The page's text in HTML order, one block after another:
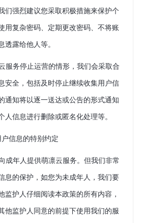
们强烈建议您采取积极措施来保护个
用复杂密码、定期更改密码、不将账
透露给他人等。
服务停止运营的情形，我们会采取合
安全，包括及时停止继续收集用户信
通知将以逐一送达或公告的形式通知
人信息进行删除或匿名化处理等。
信息的特别约定
成年人提供萌凛云服务。但我们非常
息的保护，如您为未成年人，我们要
监护人仔细阅读本政策的所有内容，
他监护人同意的前提下使用我们的服